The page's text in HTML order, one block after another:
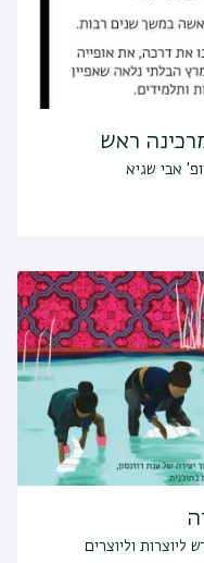
ראש
אבי שגיא
וליוצרים